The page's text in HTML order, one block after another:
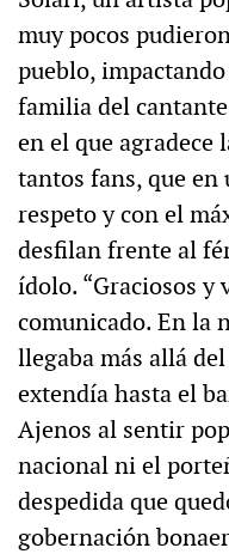
muy pocos
pueblo,
familia del
en el que agradece
tantos fans, que en
respeto y con el
desfilan frente al
ídolo. “Graciosos y
comunicado. En la
llegaba más allá
extendía hasta el
Ajenos al sentir
nacional ni el
despedida que
gobernación